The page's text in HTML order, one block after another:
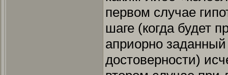
первом случае
шаге (когда будет
априорно
достоверности)